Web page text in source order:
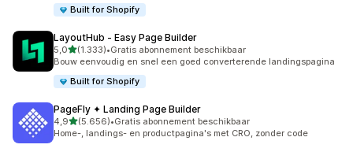
Built for Shopify
LayoutHub ‑ Easy Page Builder
5,0van 5 sterren
(1.333)
1333 recensies in totaal
•Gratis abonnement beschikbaar
Bouw eenvoudig en snel een goed converterende landingspagina
Built for Shopify
PageFly ✦ Landing Page Builder
4,9van 5 sterren
(5.656)
5656 recensies in totaal
•Gratis abonnement beschikbaar
Home-, landings- en productpagina's met CRO, zonder code